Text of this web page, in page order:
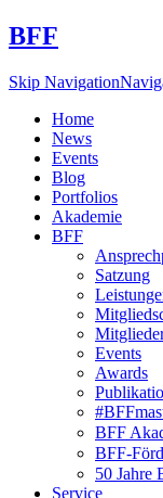
BFF
Skip Navigation
Home
News
Events
Blog
Portfolios
Akademie
BFF
Satzung
Events
Awards
BFF
BFF-
50 Jahre
Service